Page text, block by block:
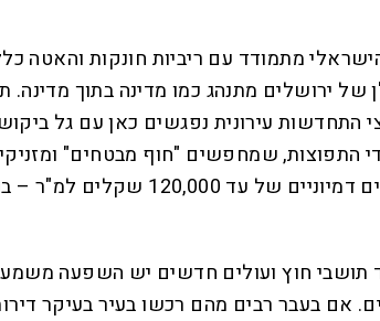
מתמודד עם ריביות חונקות והאטה
של ירושלים מתנהג כמו מדינה בתוך מדינה.
התחדשות עירונית נפגשים כאן עם גל
התפוצות, שמחפשים "חוף מבטחים"
מחירי היוקרה לשיאים דמיוניים של עד 120,000
תושבי חוץ ועולים חדשים יש השפעה
אם בעבר רבים מהם רכשו בעיר בעיקר